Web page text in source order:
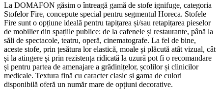
La DOMAFON găsim o întreagă gamă de stofe ignifuge, categoria
Stofelor Fire, concepute special pentru segmentul Horeca. Stofele
Fire sunt o opțiune ideală pentru tapițarea și/sau retapițarea pieselor
de mobilier din spațiile publice: de la cafenele și restaurante, până la
săli de spectacole, teatru, operă, cinematografe. La fel de bine,
aceste stofe, prin țesătura lor elastică, moale și plăcută atât vizual, cât
și la atingere și prin rezistența ridicată la uzură pot fi o recomandare
și pentru partea de amenajare a grădinițelor, școlilor și clinicilor
medicale. Textura fină cu caracter clasic și gama de culori
disponibilă oferă un număr mare de opțiuni decorative.